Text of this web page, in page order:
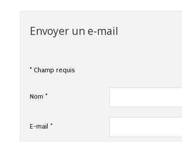
Envoyer un e-mail
* Champ requis
Nom *
E-mail *